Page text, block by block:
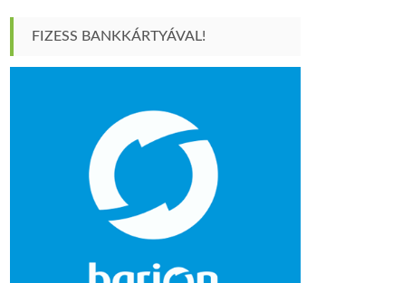
FIZESS BANKKÁRTYÁVAL!